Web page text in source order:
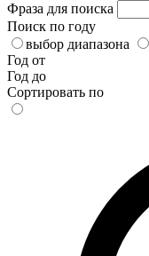
Фраза для поиска
Поиск по году
выбор диапазона
Год от
Год до
Сортировать по